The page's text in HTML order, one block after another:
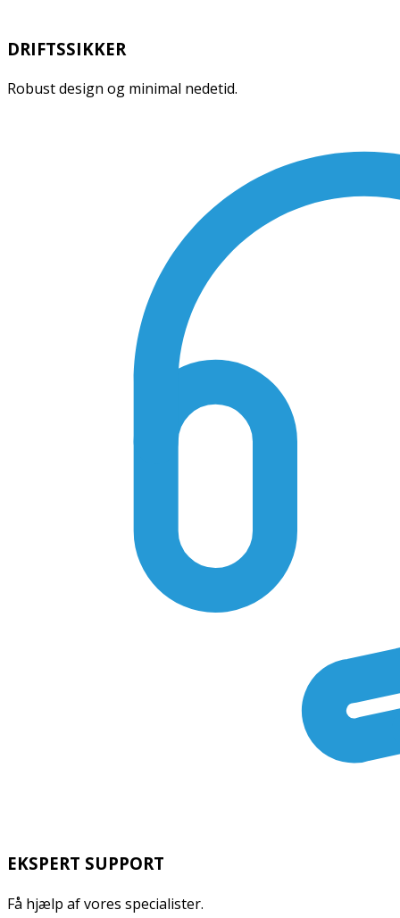
DRIFTSSIKKER
Robust design og minimal nedetid.
EKSPERT SUPPORT
Få hjælp af vores specialister.